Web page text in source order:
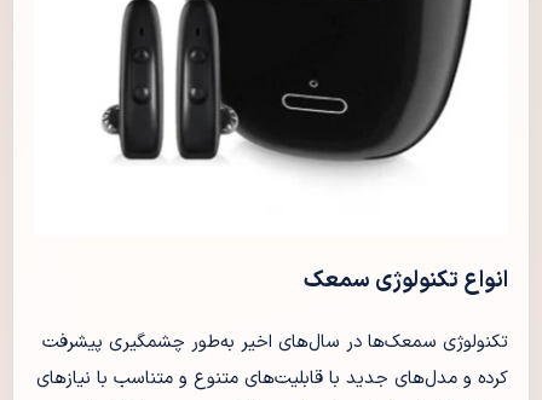
انواع تکنولوژی سمعک
تکنولوژی سمعک‌ها در سال‌های اخیر به‌طور چشمگیری پیشرفت
کرده و مدل‌های جدید با قابلیت‌های متنوع و متناسب با نیازهای